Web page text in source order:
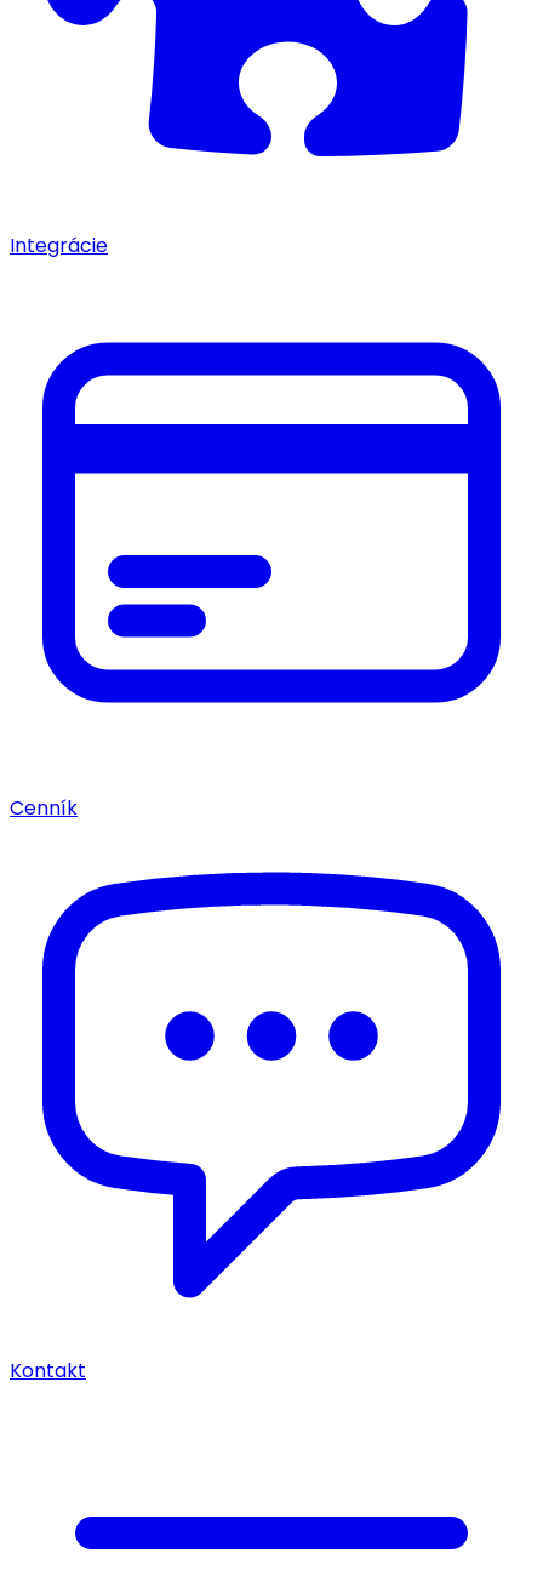
Integrácie
Cenník
Kontakt